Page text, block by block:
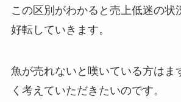
この区別がわかると売上低迷の状
好転していきます。
魚が売れないと嘆いている方はま
く考えていただきたいのです。